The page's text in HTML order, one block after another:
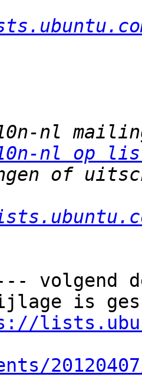
nl op
volgend
bijlage is